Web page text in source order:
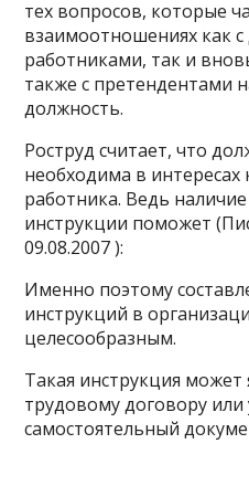
тех вопросов, которые
взаимоотношениях как
работниками, так и
также с претендентами
должность.
Роструд считает, что
необходима в интересах
работника. Ведь
инструкции поможет
09.08.2007 ):
Именно поэтому
инструкций в
целесообразным.
Такая инструкция
трудовому договору или
самостоятельный